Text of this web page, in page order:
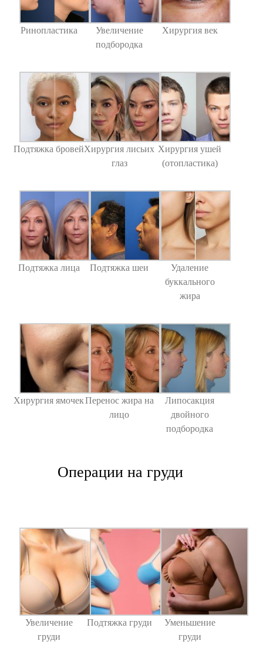
Ринопластика
Увеличение
подбородка
Хирургия век
Подтяжка бровейХирургия лисьих
глаз
Хирургия ушей
(отопластика)
Подтяжка лица Подтяжка шеи
Удаление
буккального
жира
Хирургия ямочекПеренос жира на
лицо
Липосакция
двойного
подбородка
Операции на груди
Увеличение
груди
Подтяжка груди
Уменьшение
груди